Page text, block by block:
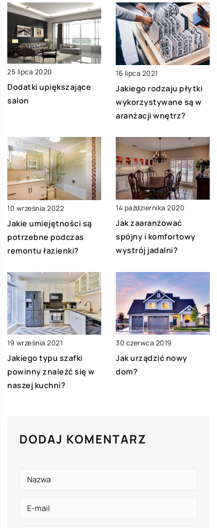
25 lipca 2020
Dodatki upiększające
salon
16 lipca 2021
Jakiego rodzaju płytki
wykorzystywane są w
aranżacji wnętrz?
10 września 2022
Jakie umiejętności są
potrzebne podczas
remontu łazienki?
14 października 2020
Jak zaaranżować
spójny i komfortowy
wystrój jadalni?
19 września 2021
Jakiego typu szafki
powinny znaleźć się w
naszej kuchni?
30 czerwca 2019
Jak urządzić nowy
dom?
DODAJ KOMENTARZ